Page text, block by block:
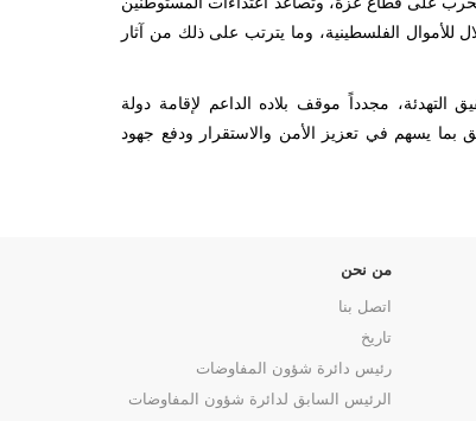
للأموال الفلسطينية، وما يترتب على ذلك من آثار
التهدئة، مجدداً موقف بلاده الداعم لإقامة دولة
بما يسهم في تعزيز الأمن والاستقرار ودفع جهود
من نحن
اتصل بنا
تاريخ
رئيس دائرة شؤون المفاوضات
الرئيس السابق لدائرة شؤون المفاوضات